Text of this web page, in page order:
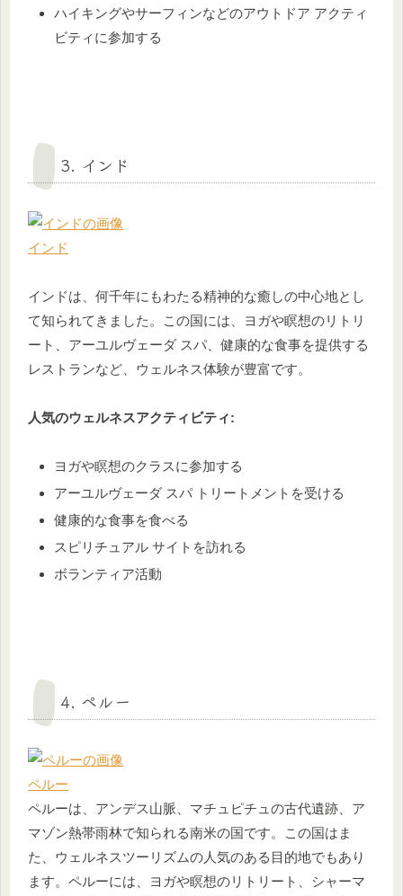
ハイキングやサーフィンなどのアウトドア アクティ
ビティに参加する
3. インド
インド
インドは、何千年にもわたる精神的な癒しの中心地とし
て知られてきました。この国には、ヨガや瞑想のリトリ
ート、アーユルヴェーダ スパ、健康的な食事を提供する
レストランなど、ウェルネス体験が豊富です。
人気のウェルネスアクティビティ:
ヨガや瞑想のクラスに参加する
アーユルヴェーダ スパ トリートメントを受ける
健康的な食事を食べる
スピリチュアル サイトを訪れる
ボランティア活動
4. ペルー
ペルー
ペルーは、アンデス山脈、マチュピチュの古代遺跡、ア
マゾン熱帯雨林で知られる南米の国です。この国はま
た、ウェルネスツーリズムの人気のある目的地でもあり
ます。ペルーには、ヨガや瞑想のリトリート、シャーマ